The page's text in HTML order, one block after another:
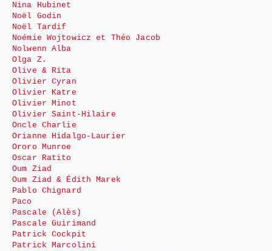
Nina Hubinet
Noël Godin
Noël Tardif
Noémie Wojtowicz et Théo Jacob
Nolwenn Alba
Olga Z.
Olive & Rita
Olivier Cyran
Olivier Katre
Olivier Minot
Olivier Saint-Hilaire
Oncle Charlie
Orianne Hidalgo-Laurier
Ororo Munroe
Oscar Ratito
Oum Ziad
Oum Ziad & Édith Marek
Pablo Chignard
Paco
Pascale (Alès)
Pascale Guirimand
Patrick Cockpit
Patrick Marcolini